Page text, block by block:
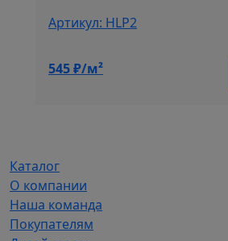
Артикул: HLP2
545₽/м²
Каталог
О компании
Наша команда
Покупателям